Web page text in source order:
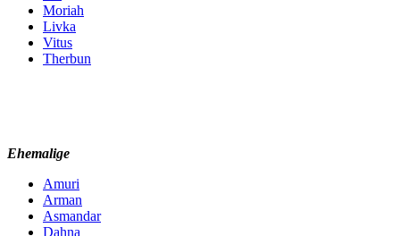
Moriah
Livka
Vitus
Therbun
Ehemalige
Amuri
Arman
Asmandar
Dahna